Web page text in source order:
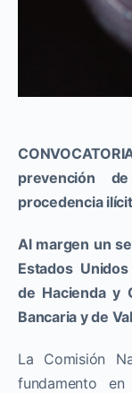
prevención
procedencia
Al margen un
Estados
de Hacienda y
Bancaria y de
La Comisión
fundamento